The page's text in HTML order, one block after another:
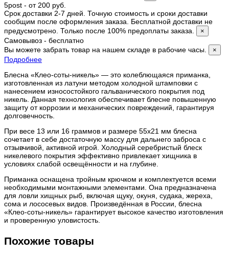
5post - от 200 руб.
Срок доставки 2-7 дней. Точную стоимость и сроки доставки
сообщим после оформления заказа. Бесплатной доставки не
предусмотрено. Только после 100% предоплаты заказа.
×
Самовывоз - бесплатно
Вы можете забрать товар на нашем складе в рабочие часы.
×
Подробнее
Блесна «Клео-соты-никель» — это колеблющаяся приманка,
изготовленная из латуни методом холодной штамповки с
нанесением износостойкого гальванического покрытия под
никель. Данная технология обеспечивает блесне повышенную
защиту от коррозии и механических повреждений, гарантируя
долговечность.
При весе 13 или 16 граммов и размере 55х21 мм блесна
сочетает в себе достаточную массу для дальнего заброса с
отзывчивой, активной игрой. Холодный серебристый блеск
никелевого покрытия эффективно привлекает хищника в
условиях слабой освещённости и на глубине.
Приманка оснащена тройным крючком и комплектуется всеми
необходимыми монтажными элементами. Она предназначена
для ловли хищных рыб, включая щуку, окуня, судака, жереха,
сома и лососевых видов. Произведённая в России, блесна
«Клео-соты-никель» гарантирует высокое качество изготовления
и проверенную уловистость.
Похожие товары